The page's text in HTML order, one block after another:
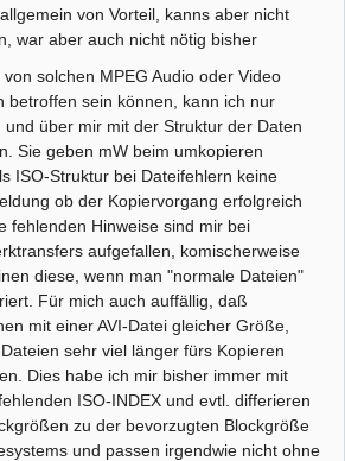
von Vorteil, kanns aber nicht
war aber auch nicht nötig bisher
von solchen MPEG Audio oder Video
betroffen sein können, kann ich nur
und über mir mit der Struktur der Daten
Sie geben mW beim umkopieren
ISO-Struktur bei Dateifehlern keine
ob der Kopiervorgang erfolgreich
fehlenden Hinweise sind mir bei
aufgefallen, komischerweise
diese, wenn man "normale Dateien"
Für mich auch auffällig, daß
mit einer AVI-Datei gleicher Größe,
sehr viel länger fürs Kopieren
Dies habe ich mir bisher immer mit
ISO-INDEX und evtl. differieren
zu der bevorzugten Blockgröße
und passen irgendwie nicht ohne